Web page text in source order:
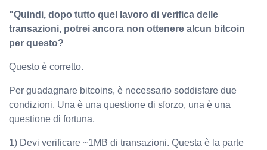
"Quindi, dopo tutto quel lavoro di verifica delle
transazioni, potrei ancora non ottenere alcun bitcoin
per questo?
Questo è corretto.
Per guadagnare bitcoins, è necessario soddisfare due
condizioni. Una è una questione di sforzo, una è una
questione di fortuna.
1) Devi verificare ~1MB di transazioni. Questa è la parte